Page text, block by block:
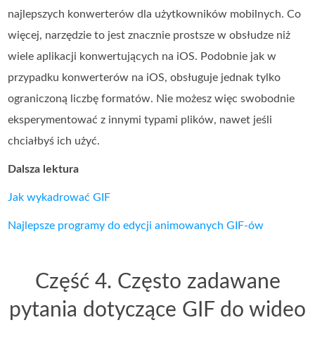
najlepszych konwerterów dla użytkowników mobilnych. Co
więcej, narzędzie to jest znacznie prostsze w obsłudze niż
wiele aplikacji konwertujących na iOS. Podobnie jak w
przypadku konwerterów na iOS, obsługuje jednak tylko
ograniczoną liczbę formatów. Nie możesz więc swobodnie
eksperymentować z innymi typami plików, nawet jeśli
chciałbyś ich użyć.
Dalsza lektura
Jak wykadrować GIF
Najlepsze programy do edycji animowanych GIF‑ów
Część 4. Często zadawane
pytania dotyczące GIF do wideo